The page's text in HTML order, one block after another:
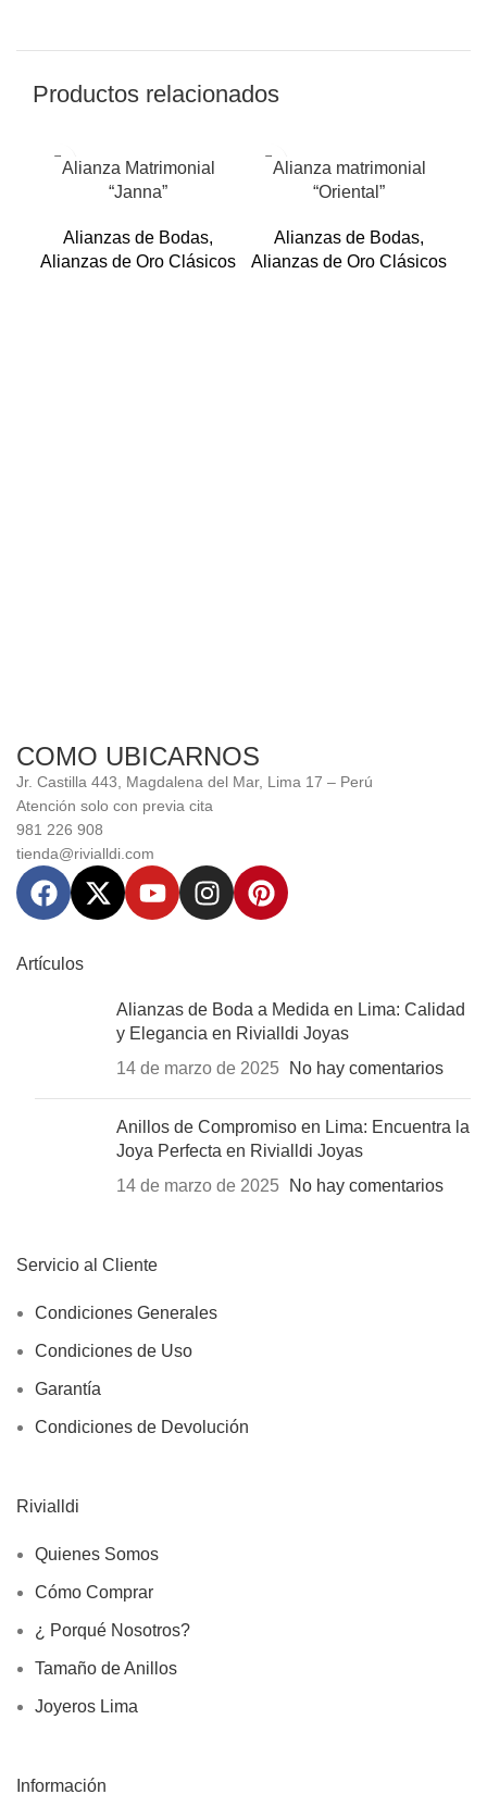
Productos relacionados
Alianza Matrimonial
“Janna”
Alianzas de Bodas,
Alianzas de Oro Clásicos
Alianza matrimonial
“Oriental”
Alianzas de Bodas,
Alianzas de Oro Clásicos
COMO UBICARNOS
Jr. Castilla 443, Magdalena del Mar, Lima 17 – Perú
Atención solo con previa cita
981 226 908
tienda@rivialldi.com
Artículos
Alianzas de Boda a Medida en Lima: Calidad
y Elegancia en Rivialldi Joyas
14 de marzo de 2025
No hay comentarios
Anillos de Compromiso en Lima: Encuentra la
Joya Perfecta en Rivialldi Joyas
14 de marzo de 2025
No hay comentarios
Servicio al Cliente
Condiciones Generales
Condiciones de Uso
Garantía
Condiciones de Devolución
Rivialldi
Quienes Somos
Cómo Comprar
¿ Porqué Nosotros?
Tamaño de Anillos
Joyeros Lima
Información